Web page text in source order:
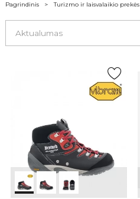
Pagrindinis Turizmo ir laisvalaikio prekės
Aktualumas